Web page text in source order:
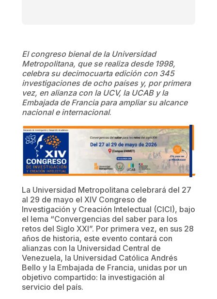
El congreso bienal de la Universidad
Metropolitana, que se realiza desde 1998,
celebra su decimocuarta edición con 345
investigaciones de ocho países y, por primera
vez, en alianza con la UCV, la UCAB y la
Embajada de Francia para ampliar su alcance
nacional e internacional.
La Universidad Metropolitana celebrará del 27
al 29 de mayo el XIV Congreso de
Investigación y Creación Intelectual (CICI), bajo
el lema “Convergencias del saber para los
retos del Siglo XXI”. Por primera vez, en sus 28
años de historia, este evento contará con
alianzas con la Universidad Central de
Venezuela, la Universidad Católica Andrés
Bello y la Embajada de Francia, unidas por un
objetivo compartido: la investigación al
servicio del país.